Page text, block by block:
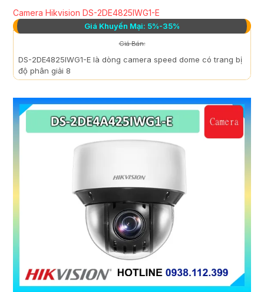
Camera Hikvision DS-2DE4825IWG1-E
Giá Khuyến Mại: 5%-35%
Giá Bán:
DS-2DE4825IWG1-E là dòng camera speed dome có trang bị
độ phân giải 8